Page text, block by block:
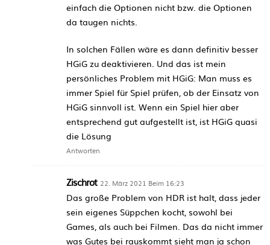
einfach die Optionen nicht bzw. die Optionen
da taugen nichts.
In solchen Fällen wäre es dann definitiv besser
HGiG zu deaktivieren. Und das ist mein
persönliches Problem mit HGiG: Man muss es
immer Spiel für Spiel prüfen, ob der Einsatz von
HGiG sinnvoll ist. Wenn ein Spiel hier aber
entsprechend gut aufgestellt ist, ist HGiG quasi
die Lösung
Antworten
Zischrot 22. März 2021 Beim 16:23
Das große Problem von HDR ist halt, dass jeder
sein eigenes Süppchen kocht, sowohl bei
Games, als auch bei Filmen. Das da nicht immer
was Gutes bei rauskommt sieht man ja schon